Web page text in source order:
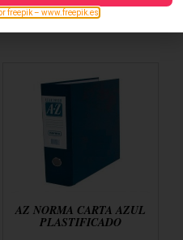
AZ NORMA CARTA AZUL
PLASTIFICADO
freepik – www.freepik.es